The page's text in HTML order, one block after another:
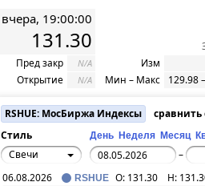
вчера, 19:00:00
131.30
Пред закр N/A
Открытие N/A
Изм
Мин – Макс
129.98
RSHUE: МосБиржа Индексы
сравнить
Стиль
День Неделя Месяц
Свечи
–
06.08.2026 RSHUE O: 131.30 H: